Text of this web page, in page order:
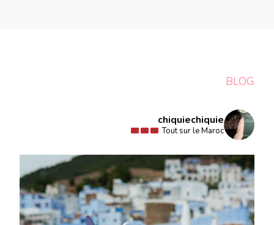
BLOG
chiquiechiquie
Tout sur le Maroc